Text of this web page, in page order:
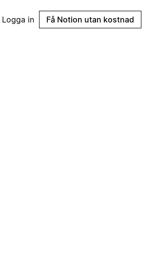
Logga in Få Notion utan kostnad